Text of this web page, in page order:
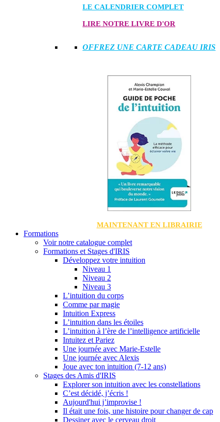
LE CALENDRIER COMPLET
LIRE NOTRE LIVRE D'OR
OFFREZ UNE CARTE CADEAU IRIS
MAINTENANT EN LIBRAIRIE
Formations
Voir notre catalogue complet
Formations et Stages d'IRIS
Développez votre intuition
Niveau 1
Niveau 2
Niveau 3
L’intuition du corps
Comme par magie
Intuition Express
L’intuition dans les étoiles
L’intuition à l’ère de l’intelligence artificielle
Intuitez et Pariez
Une journée avec Marie-Estelle
Une journée avec Alexis
Joue avec ton intuition (7-12 ans)
Stages des Amis d'IRIS
Explorer son intuition avec les constellations
C’est décidé, j’écris !
Aujourd'hui j’improvise !
Il était une fois, une histoire pour changer de cap
Dessiner avec le cerveau droit